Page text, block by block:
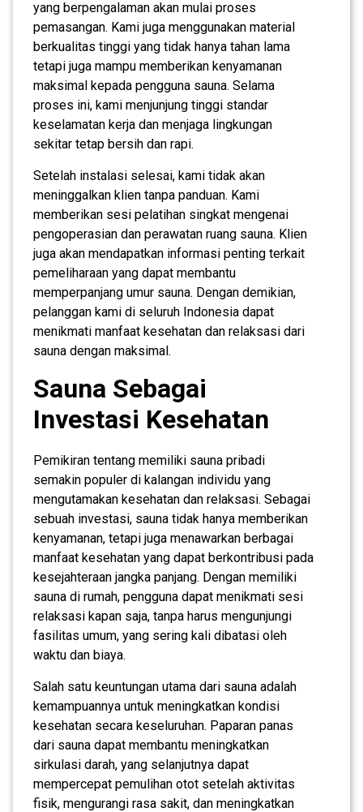
yang berpengalaman akan mulai proses
pemasangan. Kami juga menggunakan material
berkualitas tinggi yang tidak hanya tahan lama
tetapi juga mampu memberikan kenyamanan
maksimal kepada pengguna sauna. Selama
proses ini, kami menjunjung tinggi standar
keselamatan kerja dan menjaga lingkungan
sekitar tetap bersih dan rapi.
Setelah instalasi selesai, kami tidak akan
meninggalkan klien tanpa panduan. Kami
memberikan sesi pelatihan singkat mengenai
pengoperasian dan perawatan ruang sauna. Klien
juga akan mendapatkan informasi penting terkait
pemeliharaan yang dapat membantu
memperpanjang umur sauna. Dengan demikian,
pelanggan kami di seluruh Indonesia dapat
menikmati manfaat kesehatan dan relaksasi dari
sauna dengan maksimal.
Sauna Sebagai
Investasi Kesehatan
Pemikiran tentang memiliki sauna pribadi
semakin populer di kalangan individu yang
mengutamakan kesehatan dan relaksasi. Sebagai
sebuah investasi, sauna tidak hanya memberikan
kenyamanan, tetapi juga menawarkan berbagai
manfaat kesehatan yang dapat berkontribusi pada
kesejahteraan jangka panjang. Dengan memiliki
sauna di rumah, pengguna dapat menikmati sesi
relaksasi kapan saja, tanpa harus mengunjungi
fasilitas umum, yang sering kali dibatasi oleh
waktu dan biaya.
Salah satu keuntungan utama dari sauna adalah
kemampuannya untuk meningkatkan kondisi
kesehatan secara keseluruhan. Paparan panas
dari sauna dapat membantu meningkatkan
sirkulasi darah, yang selanjutnya dapat
mempercepat pemulihan otot setelah aktivitas
fisik, mengurangi rasa sakit, dan meningkatkan